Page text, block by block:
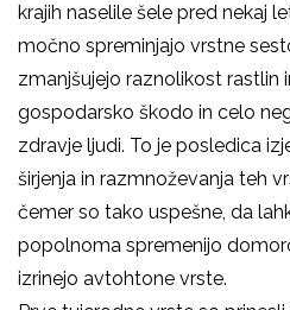
krajih naselile šele pred nekaj
močno spreminjajo vrstne
zmanjšujejo raznolikost rastlin
gospodarsko škodo in celo
zdravje ljudi. To je posledica
širjenja in razmnoževanja teh
čemer so tako uspešne, da
popolnoma spremenijo
izrinejo avtohtone vrste.